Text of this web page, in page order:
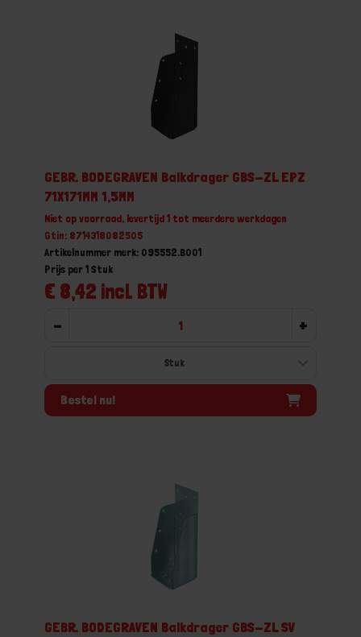
GEBR. BODEGRAVEN Balkdrager GBS-ZL EPZ
71X171MM 1,5MM
Niet op voorraad, levertijd 1 tot meerdere werkdagen
Gtin: 8714318082505
Artikelnummer merk: 095552.B001
€ 8,42 incl. BTW
Prijs per 1 Stuk
- +
Bestel nu!
GEBR. BODEGRAVEN Balkdrager GBS-ZL SV